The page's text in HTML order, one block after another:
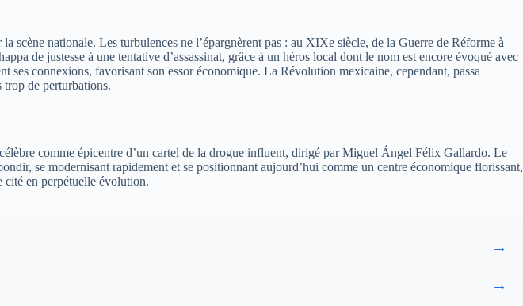
scène nationale. Les turbulences ne l’épargnèrent pas : au XIXe siècle, de la Guerre de Réforme à
de justesse à une tentative d’assassinat, grâce à un héros local dont le nom est encore évoqué avec
ses connexions, favorisant son essor économique. La Révolution mexicaine, cependant, passa
trop de perturbations.
comme épicentre d’un cartel de la drogue influent, dirigé par Miguel Ángel Félix Gallardo. Le
se modernisant rapidement et se positionnant aujourd’hui comme un centre économique florissant,
cité en perpétuelle évolution.
→
→